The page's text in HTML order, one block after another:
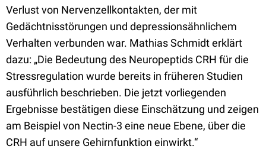
Verlust von Nervenzellkontakten, der mit
Gedächtnisstörungen und depressionsähnlichem
Verhalten verbunden war. Mathias Schmidt erklärt
dazu: „Die Bedeutung des Neuropeptids CRH für die
Stressregulation wurde bereits in früheren Studien
ausführlich beschrieben. Die jetzt vorliegenden
Ergebnisse bestätigen diese Einschätzung und zeigen
am Beispiel von Nectin-3 eine neue Ebene, über die
CRH auf unsere Gehirnfunktion einwirkt.“